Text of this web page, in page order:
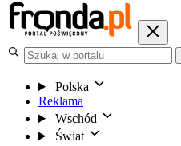
Polska
Reklama
Wschód
Świat